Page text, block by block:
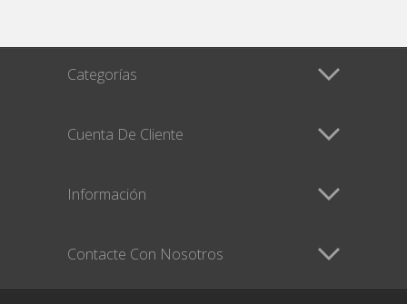
Categorías
Cuenta De Cliente
Información
Contacte Con Nosotros